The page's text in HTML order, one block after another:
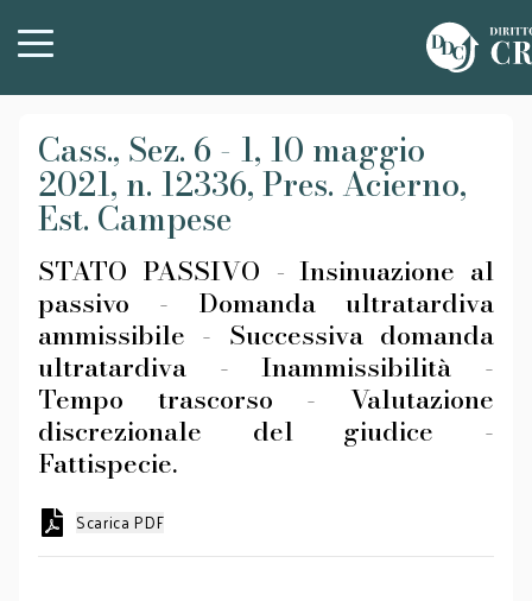
Cass., Sez. 6 - 1, 10 maggio
2021, n. 12336, Pres. Acierno,
Est. Campese
STATO PASSIVO - Insinuazione al
passivo - Domanda ultratardiva
ammissibile - Successiva domanda
ultratardiva - Inammissibilità -
Tempo trascorso - Valutazione
discrezionale del giudice -
Fattispecie.
Scarica PDF